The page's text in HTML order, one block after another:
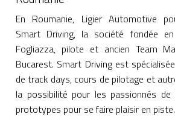
En Roumanie, Ligier Automotive
Smart Driving, la société fondée
Fogliazza, pilote et ancien Team
Bucarest. Smart Driving est
de track days, cours de pilotage et
la possibilité pour les passionnés
prototypes pour se faire plaisir en piste.